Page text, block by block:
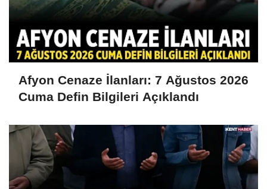
Afyon Cenaze İlanları: 7 Ağustos 2026
Cuma Defin Bilgileri Açıklandı